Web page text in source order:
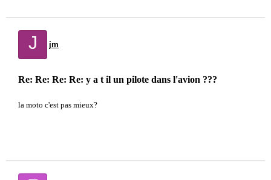
J jm
Re: Re: Re: Re: y a t il un pilote dans l'avion ???
la moto c'est pas mieux?